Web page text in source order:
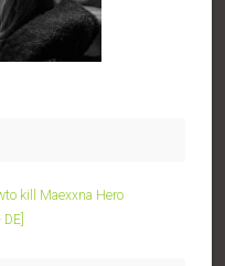
kill Maexxna Hero